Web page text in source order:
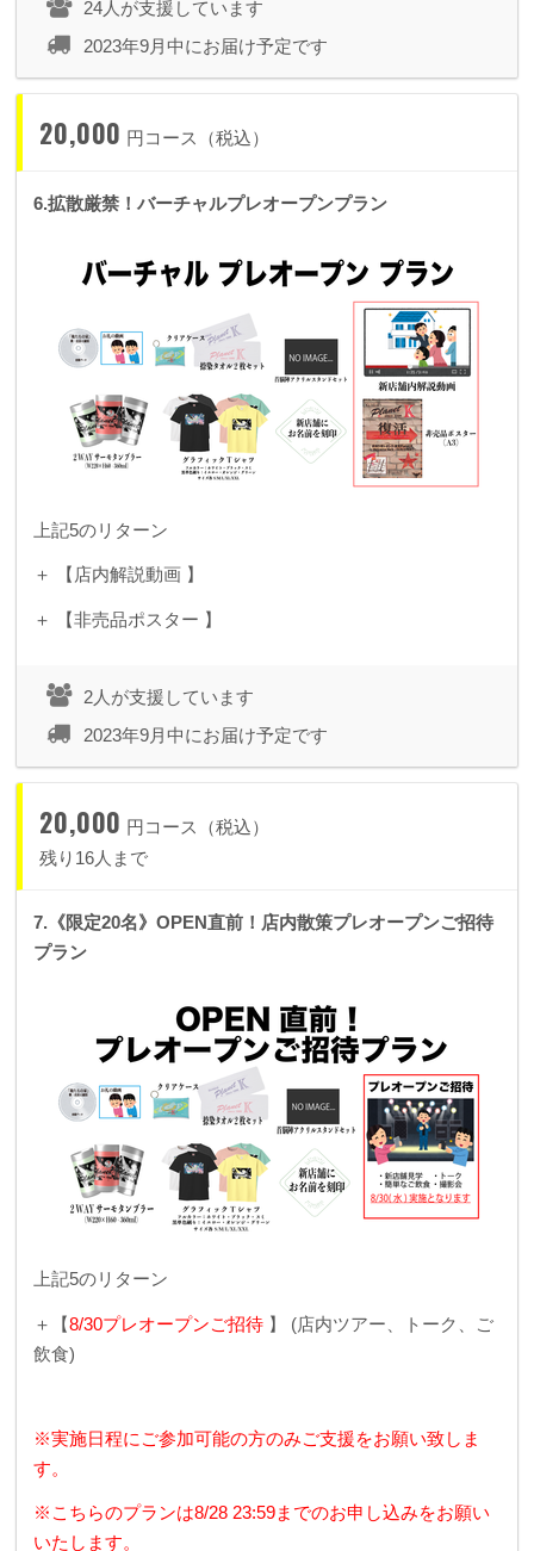
24人が支援しています
2023年9月中にお届け予定です
20,000 円コース（税込）
6.拡散厳禁！バーチャルプレオープンプラン
上記5のリターン
＋ 【店内解説動画 】
＋ 【非売品ポスター 】
2人が支援しています
2023年9月中にお届け予定です
20,000 円コース（税込）
残り16人まで
7.《限定20名》OPEN直前！店内散策プレオープンご招待
プラン
上記5のリターン
＋【8/30プレオープンご招待 】 (店内ツアー、トーク、ご
飲食)
※実施日程にご参加可能の方のみご支援をお願い致しま
す。
※こちらのプランは8/28 23:59までのお申し込みをお願い
いたします。